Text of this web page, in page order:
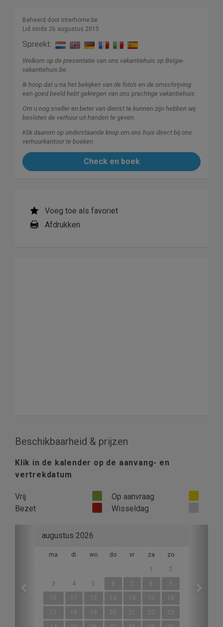
Beheerd door Interhome.be
Lid sinds 26 augustus 2015
Spreekt:
Welkom op de presentatie van ons vakantiehuis op Belgie-
vakantiehuis.be.
Ik hoop dat u na het bekijken van de foto's en de omschrijving
een goed beeld hebt gekregen van ons prachtige vakantiehuis.
Om u nog sneller en beter van dienst te kunnen zijn hebben wij
besloten de verhuur uit handen te geven.
Klik daarom op onderstaande knop om ons huis direct bij ons
verhuurkantoor te boeken.
Check en boek
Voeg toe als favoriet
Afdrukken
Beschikbaarheid & prijzen
Klik in de kalender op de aanvang- en
vertrekdatum
Vrij
Op aanvraag
Bezet
Wisseldag
augustus 2026
ma di wo do vr za zo
1 2
3 4 5 6 7 8 9
10 11 12 13 14 15 16
17 18 19 20 21 22 23
Previous